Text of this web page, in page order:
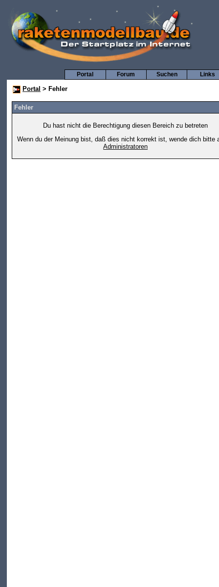
Links
Suchen
Forum
Portal
Portal > Fehler
Fehler
Du hast nicht die Berechtigung diesen Bereich zu betreten
Wenn du der Meinung bist, daß dies nicht korrekt ist, wende dich bitte
Administratoren